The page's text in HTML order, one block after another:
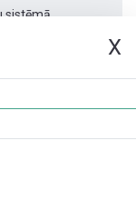
X
sistēmā.